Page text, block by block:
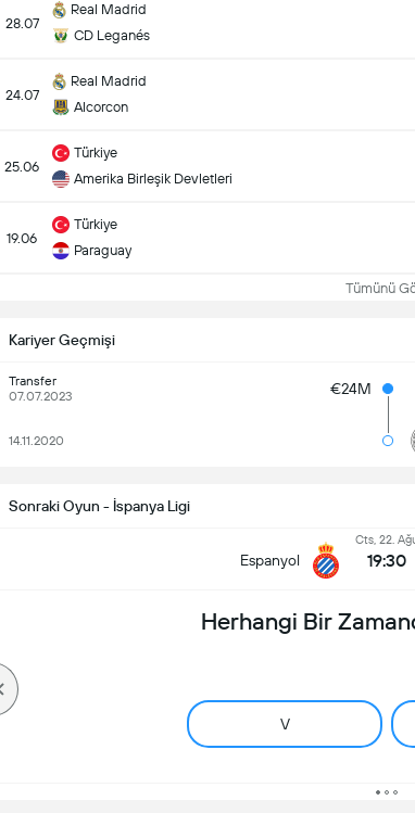
Sonraki Oyun - İspanya Ligi
Espanyol
Cts, 22.
19:30
Herhangi Bir
V
28.07
Real Madrid
CD Leganés
24.07
Real Madrid
Alcorcon
25.06
Türkiye
Amerika Birleşik Devletleri
19.06
Türkiye
Paraguay
Tümünü
Kariyer Geçmişi
Transfer
07.07.2023
€24M
14.11.2020